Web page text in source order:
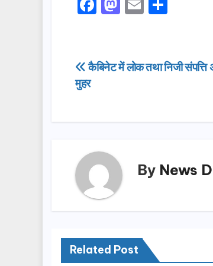
F
e
o
M
o
n
E
e
Post
navigation
कैबिनेट में लोक तथा निजी
मुहर
By News
Related Post